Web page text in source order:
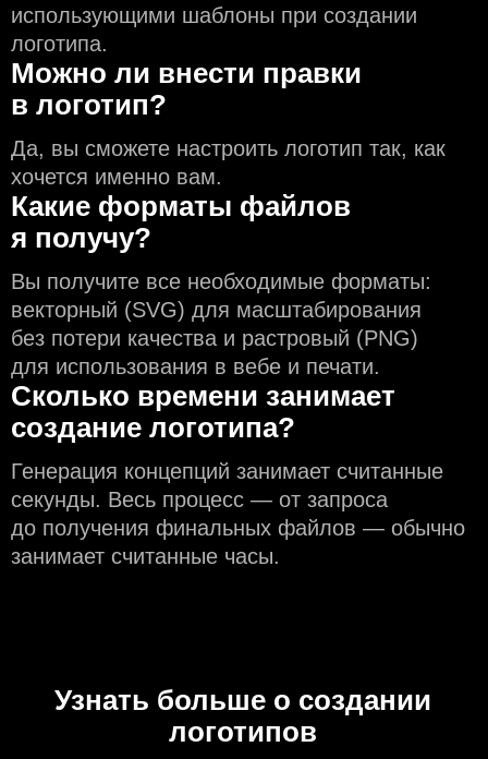
использующими шаблоны при создании
логотипа.
Можно ли внести правки
в логотип?
Да, вы сможете настроить логотип так, как
хочется именно вам.
Какие форматы файлов
я получу?
Вы получите все необходимые форматы:
векторный (SVG) для масштабирования
без потери качества и растровый (PNG)
для использования в вебе и печати.
Сколько времени занимает
создание логотипа?
Генерация концепций занимает считанные
секунды. Весь процесс — от запроса
до получения финальных файлов — обычно
занимает считанные часы.
Узнать больше о создании
логотипов